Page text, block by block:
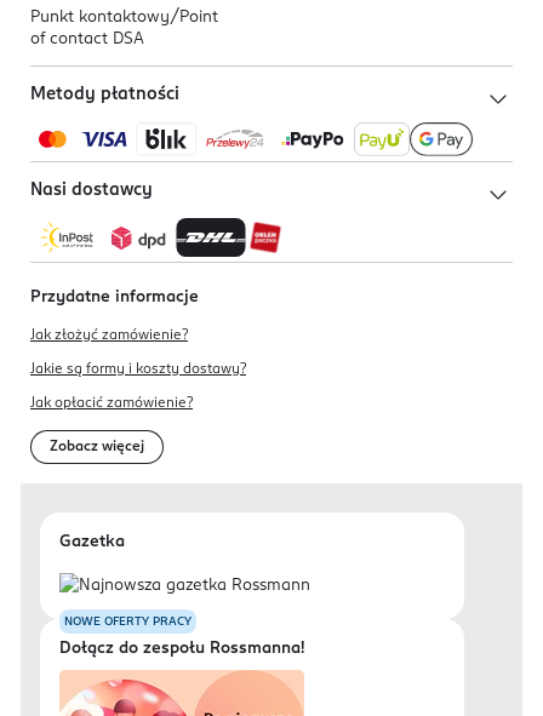
Punkt kontaktowy/ Point
of contact DSA
Metody płatności
Nasi dostawcy
Przydatne informacje
Jak złożyć zamówienie?
Jakie są formy i koszty dostawy?
Jak opłacić zamówienie?
Zobacz więcej
Gazetka
NOWE OFERTY PRACY
Dołącz do zespołu Rossmanna!